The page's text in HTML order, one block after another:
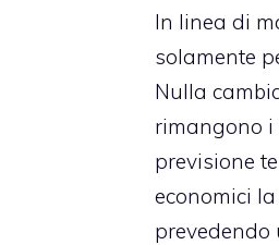
In linea di
solamente
Nulla
rimangono i
previsione
economici
prevedendo